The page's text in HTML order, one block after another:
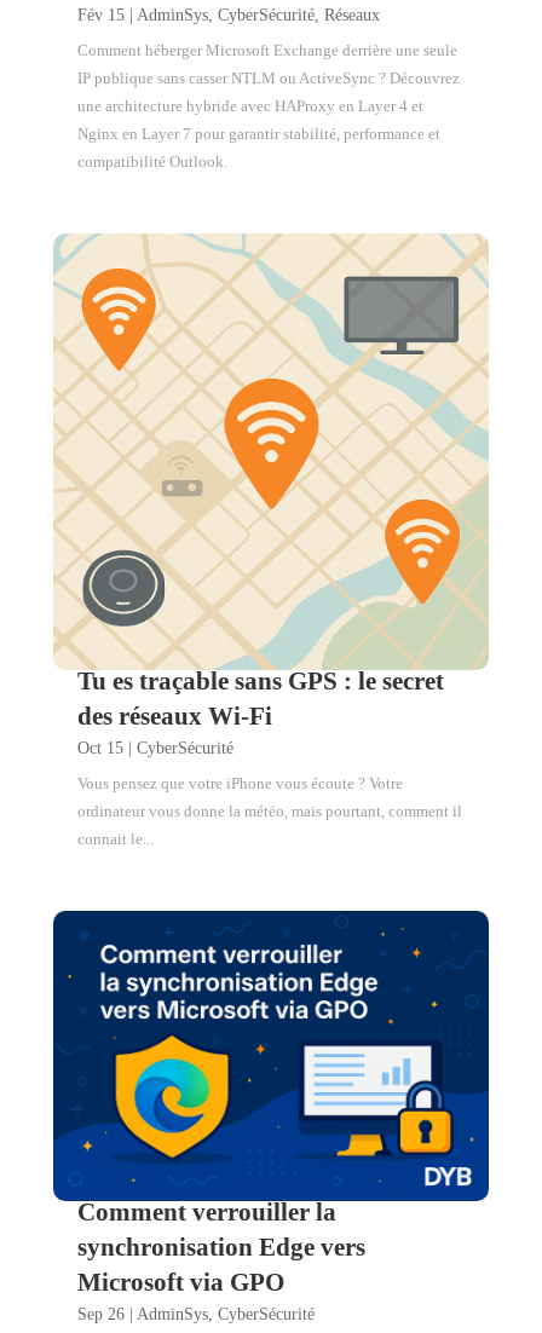
Fév 15| AdminSys, CyberSécurité, Réseaux
Comment héberger Microsoft Exchange derrière une seule
IP publique sans casser NTLM ou ActiveSync ? Découvrez
une architecture hybride avec HAProxy en Layer 4 et
Nginx en Layer 7 pour garantir stabilité, performance et
compatibilité Outlook.
Tu es traçable sans GPS : le secret
des réseaux Wi-Fi
Oct 15| CyberSécurité
Vous pensez que votre iPhone vous écoute ? Votre
ordinateur vous donne la météo, mais pourtant, comment il
connait le...
Comment verrouiller la
synchronisation Edge vers
Microsoft via GPO
Sep 26| AdminSys, CyberSécurité